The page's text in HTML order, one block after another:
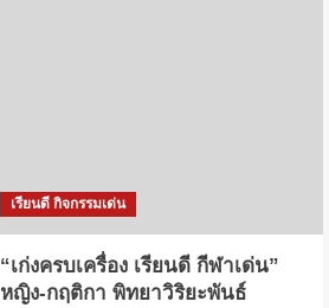
เรียนดี กิจกรรมเด่น
“เก่งครบเครื่อง เรียนดี กีฬาเด่น”
หญิง-กฤติกา พิทยาวิริยะพันธ์